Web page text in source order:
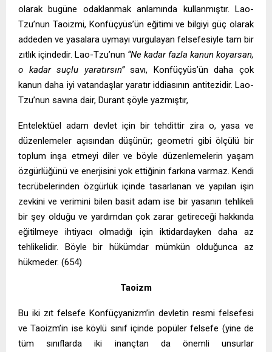
olarak bugüne odaklanmak anlamında kullanmıştır. Lao-
Tzu’nun Taoizmi, Konfüçyüs’ün eğitimi ve bilgiyi güç olarak
addeden ve yasalara uymayı vurgulayan felsefesiyle tam bir
zıtlık içindedir. Lao-Tzu’nun “Ne kadar fazla kanun koyarsan,
o kadar suçlu yaratırsın”savı, Konfüçyüs’ün daha çok
kanun daha iyi vatandaşlar yaratır iddiasının antitezidir. Lao-
Tzu’nun savına dair, Durant şöyle yazmıştır,
Entelektüel adam devlet için bir tehdittir zira o, yasa ve
düzenlemeler açısından düşünür; geometri gibi ölçülü bir
toplum inşa etmeyi diler ve böyle düzenlemelerin yaşam
özgürlüğünü ve enerjisini yok ettiğinin farkına varmaz. Kendi
tecrübelerinden özgürlük içinde tasarlanan ve yapılan işin
zevkini ve verimini bilen basit adam ise bir yasanın tehlikeli
bir şey olduğu ve yardımdan çok zarar getireceği hakkında
eğitilmeye ihtiyacı olmadığı için iktidardayken daha az
tehlikelidir. Böyle bir hükümdar mümkün olduğunca az
hükmeder. (654)
Taoizm
Bu iki zıt felsefe Konfüçyanizm’in devletin resmi felsefesi
ve Taoizm’in ise köylü sınıf içinde popüler felsefe (yine de
tüm sınıflarda iki inançtan da önemli unsurlar